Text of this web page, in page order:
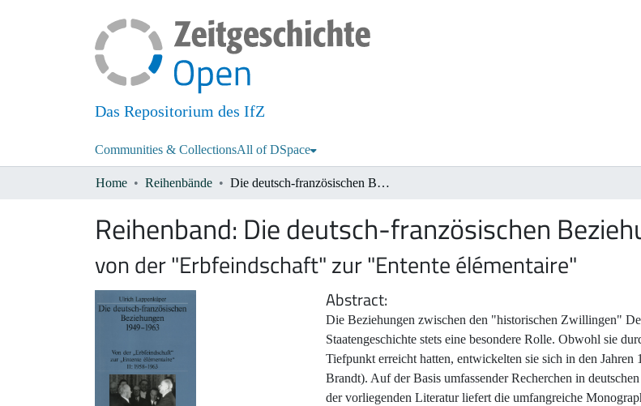
Das Repositorium des IfZ
Communities & CollectionsAll of DSpace
Home Reihenbände Die deutsch-französischen Beziehungen 1949-1963
Reihenband: Die deutsch-französischen
von der "Erbfeindschaft" zur "Entente élémentaire"
Abstract
Die Beziehungen zwischen den "historischen Zwillingen"
Staatengeschichte stets eine besondere Rolle. Obwohl sie
Tiefpunkt erreicht hatten, entwickelten sie sich in den
Brandt). Auf der Basis umfassender Recherchen in
der vorliegenden Literatur liefert die umfangreiche